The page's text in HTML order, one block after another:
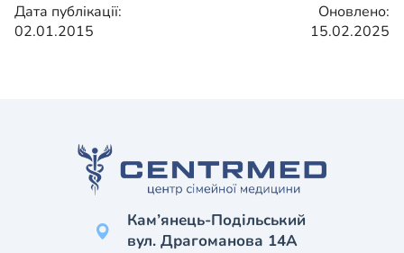
Дата публікації:
02.01.2015
Оновлено:
15.02.2025
Кам’янець-Подільський
вул. Драгоманова 14А